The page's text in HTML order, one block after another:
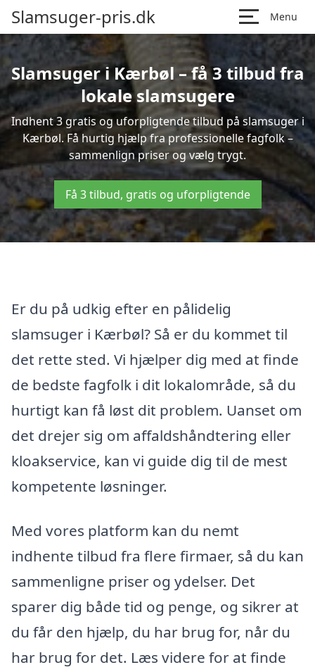
Slamsuger-pris.dk Menu
Slamsuger i Kærbøl – få 3 tilbud fra
lokale slamsugere
Indhent 3 gratis og uforpligtende tilbud på slamsuger i
Kærbøl. Få hurtig hjælp fra professionelle fagfolk –
sammenlign priser og vælg trygt.
Få 3 tilbud, gratis og uforpligtende
Er du på udkig efter en pålidelig
slamsuger i Kærbøl? Så er du kommet til
det rette sted. Vi hjælper dig med at finde
de bedste fagfolk i dit lokalområde, så du
hurtigt kan få løst dit problem. Uanset om
det drejer sig om affaldshåndtering eller
kloakservice, kan vi guide dig til de mest
kompetente løsninger.
Med vores platform kan du nemt
indhente tilbud fra flere firmaer, så du kan
sammenligne priser og ydelser. Det
sparer dig både tid og penge, og sikrer at
du får den hjælp, du har brug for, når du
har brug for det. Læs videre for at finde